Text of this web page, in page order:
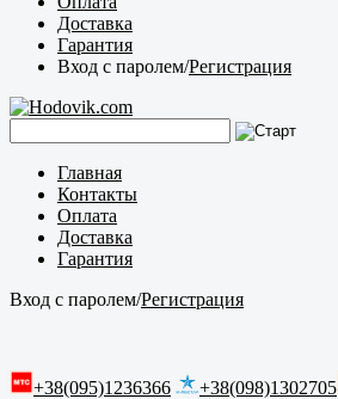
Доставка
Гарантия
Вход с паролем/Регистрация
Главная
Контакты
Оплата
Доставка
Гарантия
Вход с паролем/Регистрация
+38(095)1236366 +38(098)1302705